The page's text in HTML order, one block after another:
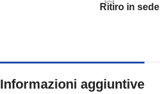
Ritiro in sede
Informazioni aggiuntive